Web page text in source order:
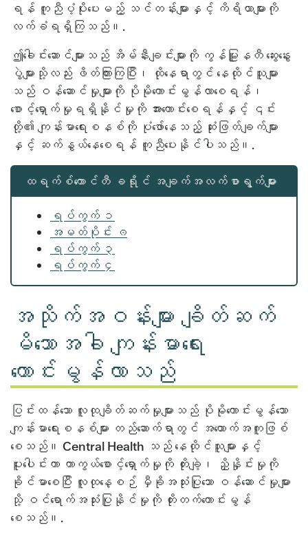
ရန် ကူညီပံ့ပိုးပေးမည့် သင်တန်းများနှင့် ကိရိယာများကို
လက်ခံရရှိကြသည်။.
ဤခေါင်းဆောင်များသည် အိမ်နီးချင်းများကို ကွန်မြူနတီ ဆွေးနွေး
ပွဲများသို့လည်း ဖိတ်ကြားကြပြီး၊ ထိုနေရာတွင် နေထိုင်သူများ
သည် ဝန်ဆောင်မှုများကို ပိုမိုကောင်းမွန်လာစေရန်၊
စောင့်ရှောက်မှုရရှိနိုင်မှုကို အားကောင်းစေရန်နှင့် ၎င်း
တို့၏ ကျန်းမာရေးစနစ်ကို ပုံဖော်နေသည့် ဆုံးဖြတ်ချက်များ
နှင့် ဆက်နွယ်နေစေရန် ကူညီပေးနိုင်ပါသည်။.
ထရက်စ်ကောင်တီ ခရိုင် အချက်အလက်စာရွက်များ
ရပ်ကွက် ၁
အမတ်ပိုင်း ၐ
ရပ်ကွက် ၃
ရပ်ကွက် ၄
အသိုက်အဝန်းများ ချိတ်ဆက်
မိသောအခါ ကျန်းမာရေး
ကောင်းမွန်လာသည်
ပြင်းထန်သော လူထုချိတ်ဆက်မှုများသည် ပိုမိုကောင်းမွန်သော
ကျန်းမာရေးစနစ်များ တည်ဆောက်ရာတွင် အထောက်အကူဖြစ်
စေသည်။ Central Health သည် နေထိုင်သူများနှင့်
ပူးပေါင်းကာ ကာကွယ်စောင့်ရှောက်မှုကို တိုးချဲ့၊ ညှိနှိုင်းမှုကို
ခိုင်မာစေပြီး လူထုနေ့စဉ် မှီခိုအသုံးပြုသော ဝန်ဆောင်မှုများ
သို့ ဝင်ရောက်အသုံးပြုနိုင်မှုကို တိုးတက်ကောင်းမွန်
စေသည်။.